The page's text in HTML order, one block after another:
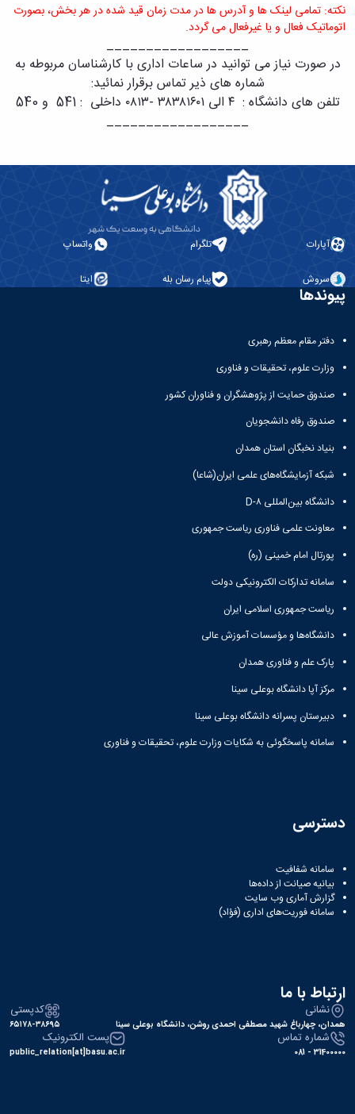
نکته: تمامی لینک ها و آدرس ها در مدت زمان قید شده در هر بخش، بصورت
اتوماتیک فعال و یا غیرفعال می گردد.
____
_________
_____
در صورت نیاز می توانید در ساعات اداری با کارشناسان مربوطه به
شماره های ذیر تماس برقرار نمائید:
تلفن های دانشگاه : ۴ الی ۳۸۳۸۱۶۰۱ -۰۸۱۳ داخلی : 541 و 540
____
_________
_____
آپارات تلگرام واتساپ
سروش پیام رسان بله ایتا
پیوندها
دفتر مقام معظم رهبری
وزارت علوم، تحقیقات و فناوری
صندوق حمایت از پژوهشگران و فناوران کشور
صندوق رفاه دانشجویان
بنیاد نخبگان استان همدان
شبکه آزمایشگاه‌های علمی ایران(شاعا)
دانشگاه بین‌المللی D-۸
معاونت علمی فناوری ریاست جمهوری
پورتال امام خمینی (ره)
سامانه تدارکات الکترونیکی دولت
ریاست جمهوری اسلامی ایران
دانشگاه‌ها و مؤسسات آموزش عالی
پارک علم و فناوری همدان
مرکز آپا دانشگاه بوعلی سینا
دبیرستان پسرانه دانشگاه بوعلی سینا
سامانه پاسخگوئی به شکایات وزارت علوم، تحقیقات و فناوری
دسترسی
سامانه شفافیت
بیانیه صیانت از داده‌ها
گزارش آماری وب‌ سایت
سامانه فوریت‌های اداری (فؤاد)
ارتباط با ما
نشانی
همدان، چهارباغ شهید مصطفی احمدی روشن، دانشگاه بوعلی سینا
کدپستی
۶۵۱۷۸-۳۸۶۹۵
شماره تماس
31400000 - 081
پست الکترونیک
public_relation[at]basu.ac.ir